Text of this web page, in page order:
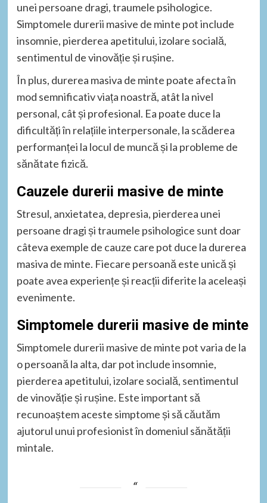
unei persoane dragi, traumele psihologice.
Simptomele durerii masive de minte pot include
insomnie, pierderea apetitului, izolare socială,
sentimentul de vinovăție și rușine.
În plus, durerea masiva de minte poate afecta în
mod semnificativ viața noastră, atât la nivel
personal, cât și profesional. Ea poate duce la
dificultăți în relațiile interpersonale, la scăderea
performanței la locul de muncă și la probleme de
sănătate fizică.
Cauzele durerii masive de minte
Stresul, anxietatea, depresia, pierderea unei
persoane dragi și traumele psihologice sunt doar
câteva exemple de cauze care pot duce la durerea
masiva de minte. Fiecare persoană este unică și
poate avea experiențe și reacții diferite la aceleași
evenimente.
Simptomele durerii masive de minte
Simptomele durerii masive de minte pot varia de la
o persoană la alta, dar pot include insomnie,
pierderea apetitului, izolare socială, sentimentul
de vinovăție și rușine. Este important să
recunoaștem aceste simptome și să căutăm
ajutorul unui profesionist în domeniul sănătății
mintale.